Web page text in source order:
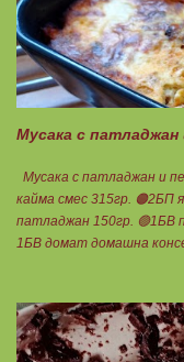
готовност. В купичка се
които се добавят след
Претегля се общото
1БПВМ. Предварително
тавата, в която се
Мусака с
Мусака с патладжан и
кайма смес 315гр. 🟠2БП
патладжан 150гр. 🟢1БВ
1БВ домат домашна
кайма, може изобщо да
лука и картофите.
Пече се до готовност.